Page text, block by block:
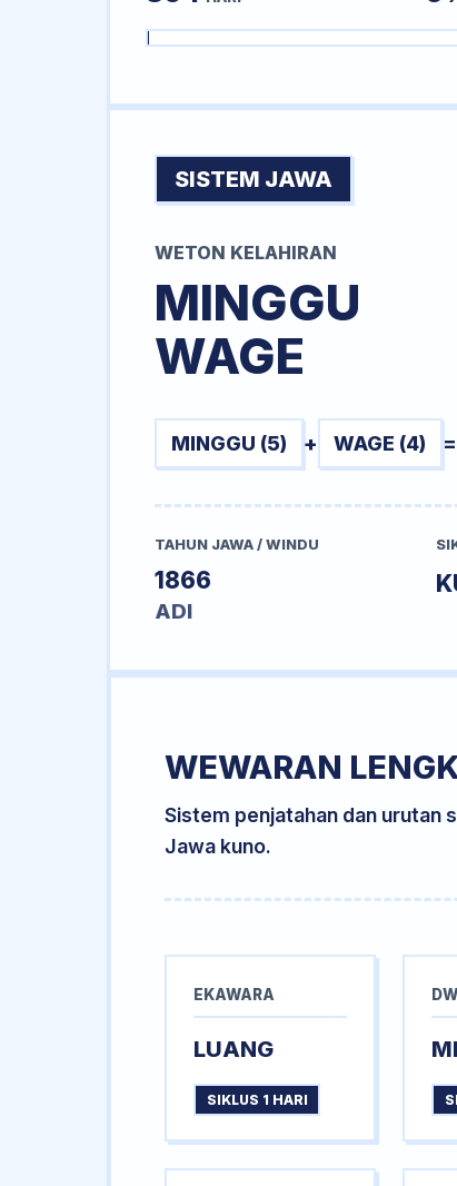
SISTEM JAWA
WETON KELAHIRAN
MINGGU
WAGE
MINGGU (5) + WAGE (4) =
TAHUN JAWA / WINDU
1866
ADI
WEWARAN
Sistem penjatahan dan urutan
Jawa kuno.
EKAWARA
LUANG
SIKLUS 1 HARI